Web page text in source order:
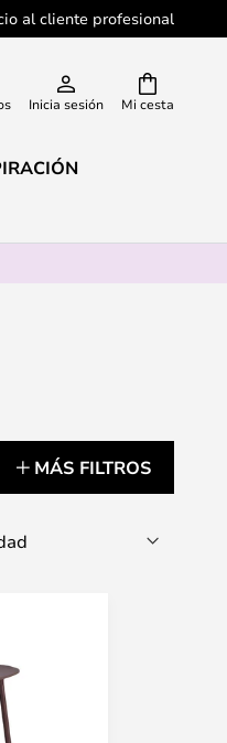
al cliente profesional
Mi cesta
Inicia sesión
MÁS FILTROS